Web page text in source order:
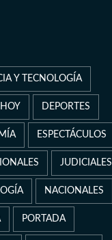
Y TECNOLOGÍA
DEPORTES
ESPECTÁCULOS
JUDICIALES
NACIONALES
PORTADA